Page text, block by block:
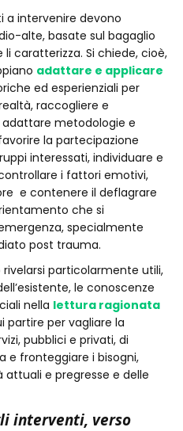
a intervenire devono
alte, basate sul bagaglio
caratterizza. Si chiede, cioè,
adattare e applicare
ed esperienziali per
raccogliere e
adattare metodologie e
la partecipazione
interessati, individuare e
i fattori emotivi,
e contenere il deflagrare
che si
specialmente
post trauma.
particolarmente utili,
le conoscenze
nella lettura ragionata
partire per vagliare la
pubblici e privati, di
e fronteggiare i bisogni,
e pregresse e delle
interventi, verso